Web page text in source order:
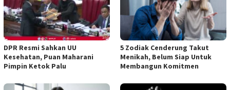
DPR Resmi Sahkan UU
Kesehatan, Puan Maharani
Pimpin Ketok Palu
5 Zodiak Cenderung Takut
Menikah, Belum Siap Untuk
Membangun Komitmen